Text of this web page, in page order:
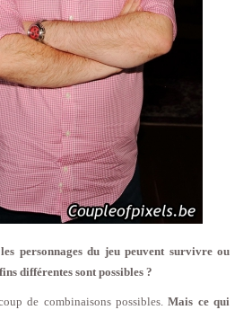
personnages du jeu peuvent survivre ou
différentes sont possibles ?
de combinaisons possibles.Mais ce qui